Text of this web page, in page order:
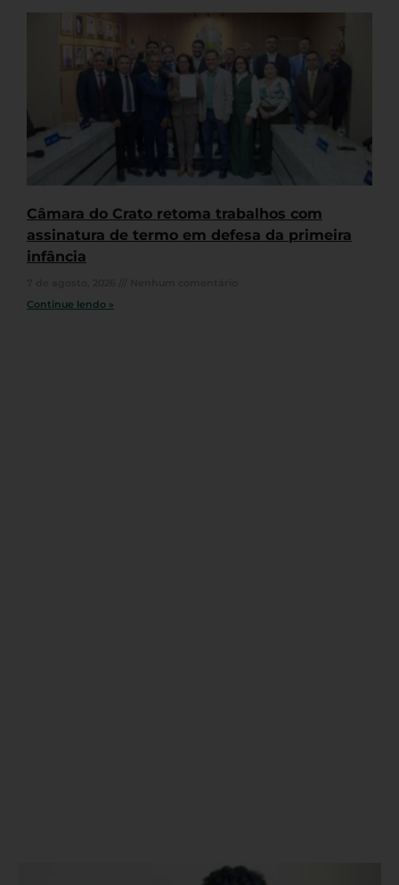
Câmara do Crato retoma trabalhos com
assinatura de termo em defesa da primeira
infância
Continue lendo »